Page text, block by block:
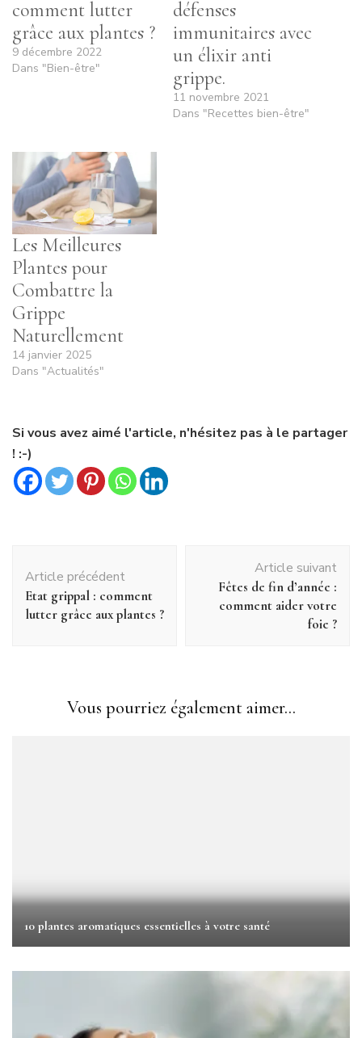
comment lutter
grâce aux plantes ?
9 décembre 2022
Dans "Bien-être"
défenses
immunitaires avec
un élixir anti
grippe.
11 novembre 2021
Dans "Recettes bien-être"
Les Meilleures
Plantes pour
Combattre la
Grippe
Naturellement
14 janvier 2025
Dans "Actualités"
Si vous avez aimé l'article, n'hésitez pas à le partager
! :-)
d'article
Article précédent
Etat grippal : comment
lutter grâce aux plantes ?
Article suivant
Fêtes de fin d’année :
comment aider votre
foie ?
Vous pourriez également aimer...
10 plantes aromatiques essentielles à votre santé